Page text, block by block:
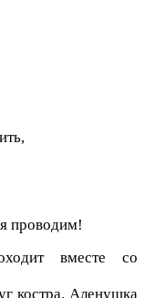
проводим!
вместе со
костра. Аленушка